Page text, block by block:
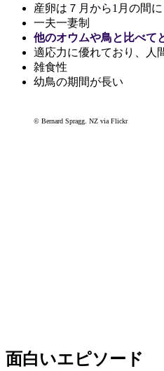
産卵は７月から1月の間
一夫一妻制
他のオウムや鳥と比べて
適応力に優れており、人
雑食性
幼鳥の期間が長い
© Bernard Spragg. NZ via Flickr
面白いエピソード